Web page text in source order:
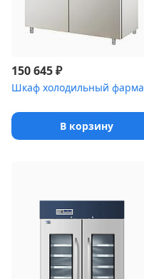
150 645₽
В корзину